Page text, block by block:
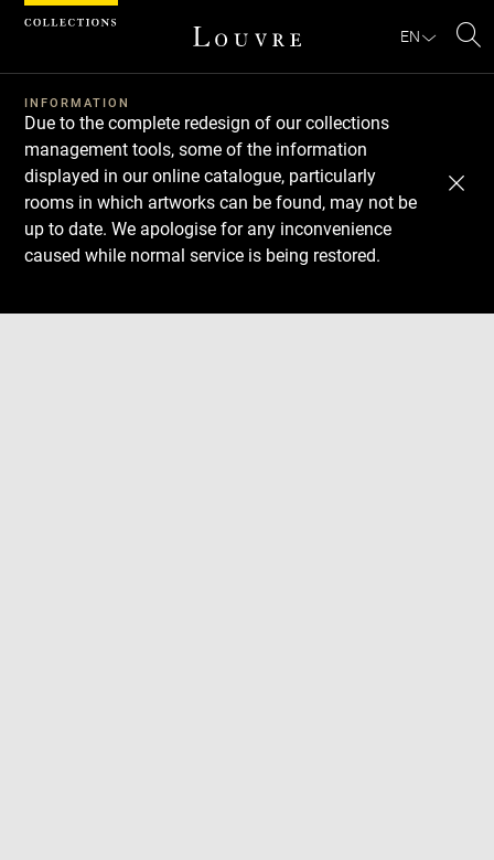
EN
INFORMATION
Due to the complete redesign of our collections
management tools, some of the information
displayed in our online catalogue, particularly
rooms in which artworks can be found, may not be
up to date. We apologise for any inconvenience
caused while normal service is being restored.
Download
Next
Previous
Cookies management panel